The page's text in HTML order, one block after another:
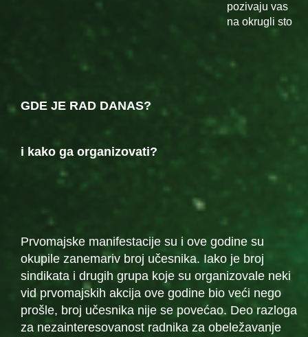
pozivaju vas
na okrugli sto
GDE JE RAD DANAS?
i kako ga organizovati?
Prvomajske manifestacije su i ove godine su
okupile zanemariv broj učesnika. Iako je broj
sindikata i drugih grupa koje su organizovale neki
vid prvomajskih akcija ove godine bio veći nego
prošle, broj učesnika nije se povećao. Deo razloga
za nezainteresovanost radnika za obeležavanje